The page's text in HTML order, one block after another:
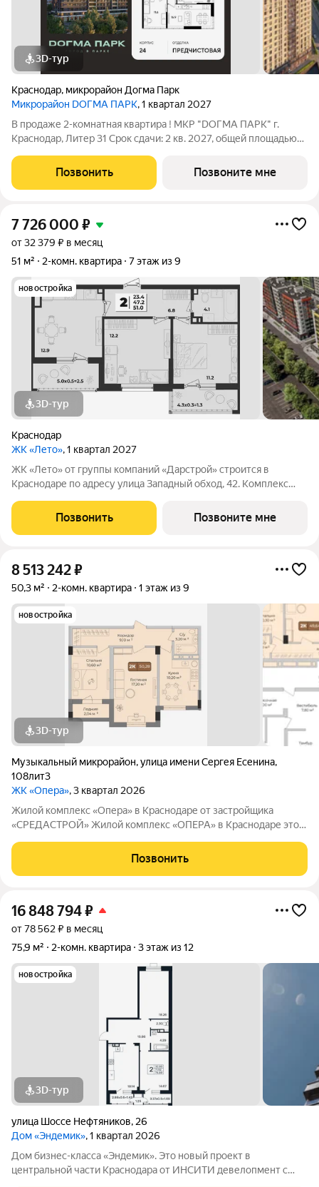
3D-тур
Краснодар, микрорайон Догма Парк
Микрорайон DОГМА ПАРК, 1 квартал 2027
В продаже 2-комнатная квартира ! МКР "DОГМА ПАРК" г.
Краснодар, Литер 31 Срок сдачи: 2 кв. 2027, общей площадью
сочетающий в себе стильную архитектуру современного
города, и настоящий
Позвонить Позвоните мне
7 726 000 ₽
от 32 379 ₽ в месяц
51 м²
2-комн. квартира 7 этаж из 9
новостройка
3D-тур
Краснодар
ЖК «Лето», 1 квартал 2027
ЖК «Лето» от группы компаний «Дарстрой» строится в
Краснодаре по адресу улица Западный обход, 42. Комплекс
паркингом и торговыми площадями. Сроки сдачи этапов
строительства с 2024 по 2026 год. В ЖК
Позвонить Позвоните мне
8 513 242₽
50,3 м² 2-комн. квартира 1 этаж из 9
новостройка
3D-тур
Музыкальный микрорайон,улица имени Сергея Есенина,
108лит3
ЖК «Опера», 3 квартал 2026
Жилой комплекс «Опера» в Краснодаре от застройщика
«СРЕДАСТРОЙ» Жилой комплекс «ОПЕРА» в Краснодаре это
планировок и высокого уровня комфорта. Просторные
квартиры наполняются естественным светом,
Позвонить
16 848 794₽
от 78 562 ₽ в месяц
75,9 м²
2-комн. квартира 3 этаж из 12
новостройка
3D-тур
улица Шоссе Нефтяников, 26
Дом «Эндемик», 1 квартал 2026
Дом бизнес-класса «Эндемик». Это новый проект в
центральной части Краснодара от ИНСИТИ девелопмент с